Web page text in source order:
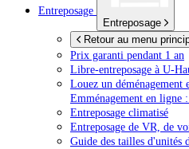
Entreposage
Entreposage
Retour au menu
Prix garanti pendant 1 an
Libre-entreposage à U-
Louez un déménagement
Emménagement en ligne
Entreposage climatisé
Entreposage de VR, de
Guide des tailles d'unités